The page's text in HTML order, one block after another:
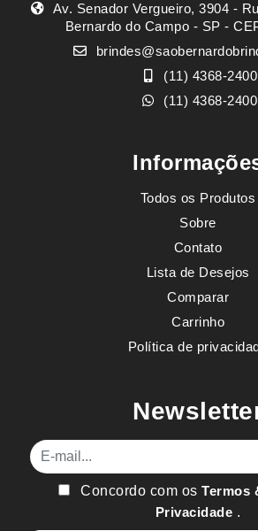
Av. Senador Vergueiro, 3904 -
Bernardo do Campo - SP -
(11) 4368-2400
(11) 4368-2400
Todos os Produtos
Sobre
Contato
Lista de Desejos
Comparar
Carrinho
Política de
E-mail
Concordo com osTermos
Privacidade .